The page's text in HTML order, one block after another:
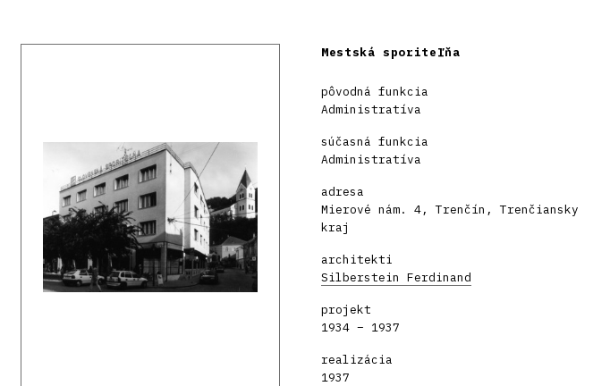
Mestská sporiteľňa
pôvodná funkcia
Administratíva
súčasná funkcia
Administratíva
adresa
Mierové nám. 4, Trenčín, Trenčiansky
kraj
architekti
Silberstein Ferdinand
projekt
1934 – 1937
realizácia
1937